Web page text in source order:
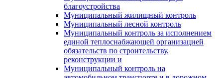
благоустройства
Муниципальный жилищный контроль
Муниципальный лесной контроль
Муниципальный контроль за исполнением
единой теплоснабжающей организацией
обязательств по строительству,
реконструкции и
Муниципальный контроль на